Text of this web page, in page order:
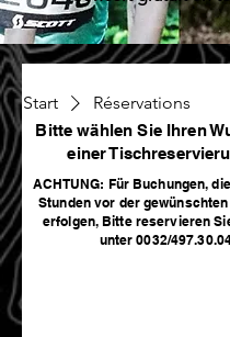
Start Réservations
Bitte wählen Sie Ihren
einer
ACHTUNG: Für Buchungen,
Stunden vor der
erfolgen, Bitte reservieren
unter 0032/